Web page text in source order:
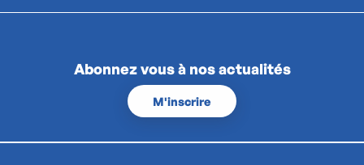
Abonnez vous à nos actualités
M'inscrire